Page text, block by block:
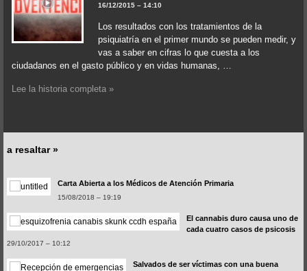
16/12/2015 – 14:10
Los resultados con los tratamientos de la
psiquiatría en el primer mundo se pueden medir, y
vas a saber en cifras lo que cuesta a los
ciudadanos en el gasto público y en vidas humanas, …
Lee la historia completa »
a resaltar »
El cannabis duro causa uno de
Salvados de ser víctimas con una buena